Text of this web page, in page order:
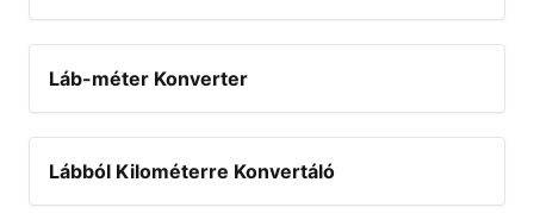
Láb-méter Konverter
Lábból Kilométerre Konvertáló